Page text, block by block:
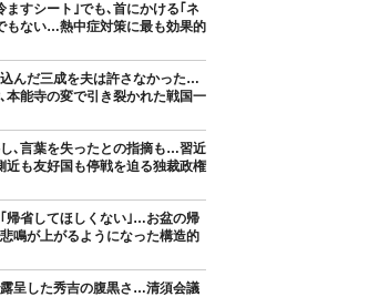
ますシート｣でも､首にかける｢ネ
もない…熱中症対策に最も効果的
んだ三成を夫は許さなかった…
本能寺の変で引き裂かれた戦国一
､言葉を失ったとの指摘も…習近
近も友好国も停戦を迫る独裁政権
帰省してほしくない｣…お盆の帰
鳴が上がるようになった構造的
呈した秀吉の腹黒さ…清須会議